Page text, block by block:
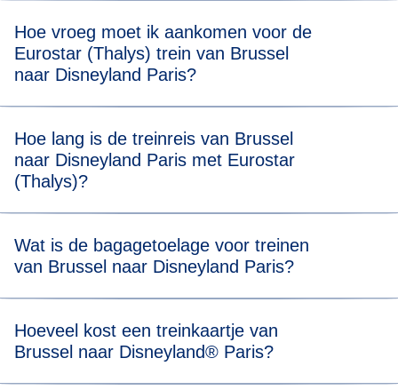
Hoe vroeg moet ik aankomen voor de
Eurostar (Thalys) trein van Brussel
naar Disneyland Paris?
minuten voor de geplande vertrektijd van je Eurostar
(Thalys) trein van Brussel naar Disneyland Paris aanwezig
te zijn.
Hoe lang is de treinreis van Brussel
naar Disneyland Paris met Eurostar
(Thalys)?
30 minuten.
Wat is de bagagetoelage voor treinen
van Brussel naar Disneyland Paris?
cm) en één stuk handbagage. Er is geen
gewichtsbeperking, maar je moet al je bagage zelf kunnen
Hoeveel kost een treinkaartje van
Brussel naar Disneyland® Paris?